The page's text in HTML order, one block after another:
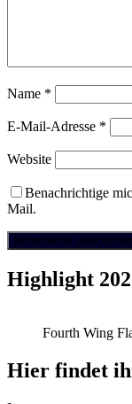
Name *
E-Mail-Adresse *
Website
Benachrichtige
Mail.
Highlight
Fourth Wing
Hier findet